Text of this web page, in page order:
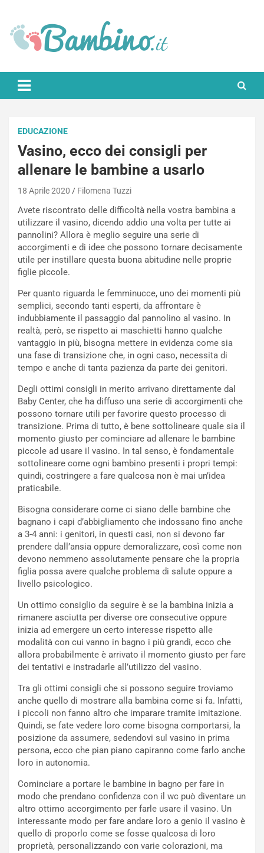
content
Bambino.it
EDUCAZIONE
Vasino, ecco dei consigli per
allenare le bambine a usarlo
18 Aprile 2020 Filomena Tuzzi
Avete riscontrato delle difficoltà nella vostra bambina a
utilizzare il vasino, dicendo addio una volta per tutte ai
pannolini? Allora è meglio seguire una serie di
accorgimenti e di idee che possono tornare decisamente
utile per instillare questa buona abitudine nelle proprie
figlie piccole.
Per quanto riguarda le femminucce, uno dei momenti più
semplici, secondo tanti esperti, da affrontare è
indubbiamente il passaggio dal pannolino al vasino. In
realtà, però, se rispetto ai maschietti hanno qualche
vantaggio in più, bisogna mettere in evidenza come sia
una fase di transizione che, in ogni caso, necessita di
tempo e anche di tanta pazienza da parte dei genitori.
Degli ottimi consigli in merito arrivano direttamente dal
Baby Center, che ha diffuso una serie di accorgimenti che
possono tornare utili per favorire questo processo di
transizione. Prima di tutto, è bene sottolineare quale sia il
momento giusto per cominciare ad allenare le bambine
piccole ad usare il vasino. In tal senso, è fondamentale
sottolineare come ogni bambino presenti i propri tempi:
quindi, costringere a fare qualcosa non è mai un’idea
praticabile.
Bisogna considerare come ci siano delle bambine che
bagnano i capi d’abbigliamento che indossano fino anche
a 3-4 anni: i genitori, in questi casi, non si devono far
prendere dall’ansia oppure demoralizzare, così come non
devono nemmeno assolutamente pensare che la propria
figlia possa avere qualche problema di salute oppure a
livello psicologico.
Un ottimo consiglio da seguire è se la bambina inizia a
rimanere asciutta per diverse ore consecutive oppure
inizia ad emergere un certo interesse rispetto alle
modalità con cui vanno in bagno i più grandi, ecco che
allora probabilmente è arrivato il momento giusto per fare
dei tentativi e instradarle all’utilizzo del vasino.
Tra gli ottimi consigli che si possono seguire troviamo
anche quello di mostrare alla bambina come si fa. Infatti,
i piccoli non fanno altro che imparare tramite imitazione.
Quindi, se fate vedere loro come bisogna comportarsi, la
posizione da assumere, sedendovi sul vasino in prima
persona, ecco che pian piano capiranno come farlo anche
loro in autonomia.
Cominciare a portare le bambine in bagno per fare in
modo che prendano confidenza con il wc può diventare un
altro ottimo accorgimento per farle usare il vasino. Un
interessante modo per fare andare loro a genio il vasino è
quello di proporlo come se fosse qualcosa di loro
proprietà, personalizzando con varie colorazioni, ma